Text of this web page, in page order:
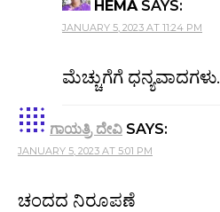
HEMA SAYS:
JANUARY 5, 2023 AT 11:24 PM
ಮೆಚ್ಚುಗೆಗೆ ಧನ್ಯವಾದಗಳು.
ಗಾಯತ್ರಿ ದೇವಿ SAYS:
JANUARY 5, 2023 AT 5:01 PM
ಚಂದದ ನಿರೂಪಣೆ